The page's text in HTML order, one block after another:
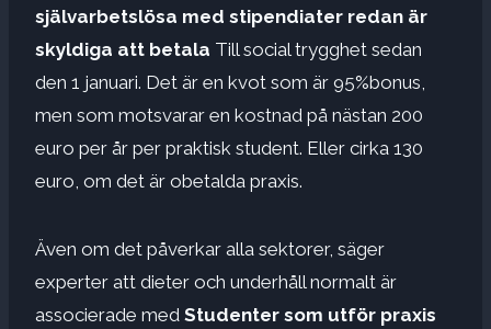
självarbetslösa med stipendiater redan är
skyldiga att betala Till social trygghet sedan
den 1 januari. Det är en kvot som är 95%bonus,
men som motsvarar en kostnad på nästan 200
euro per år per praktisk student. Eller cirka 130
euro, om det är obetalda praxis.
Även om det påverkar alla sektorer, säger
experter att dieter och underhåll normalt är
associerade med Studenter som utför praxis